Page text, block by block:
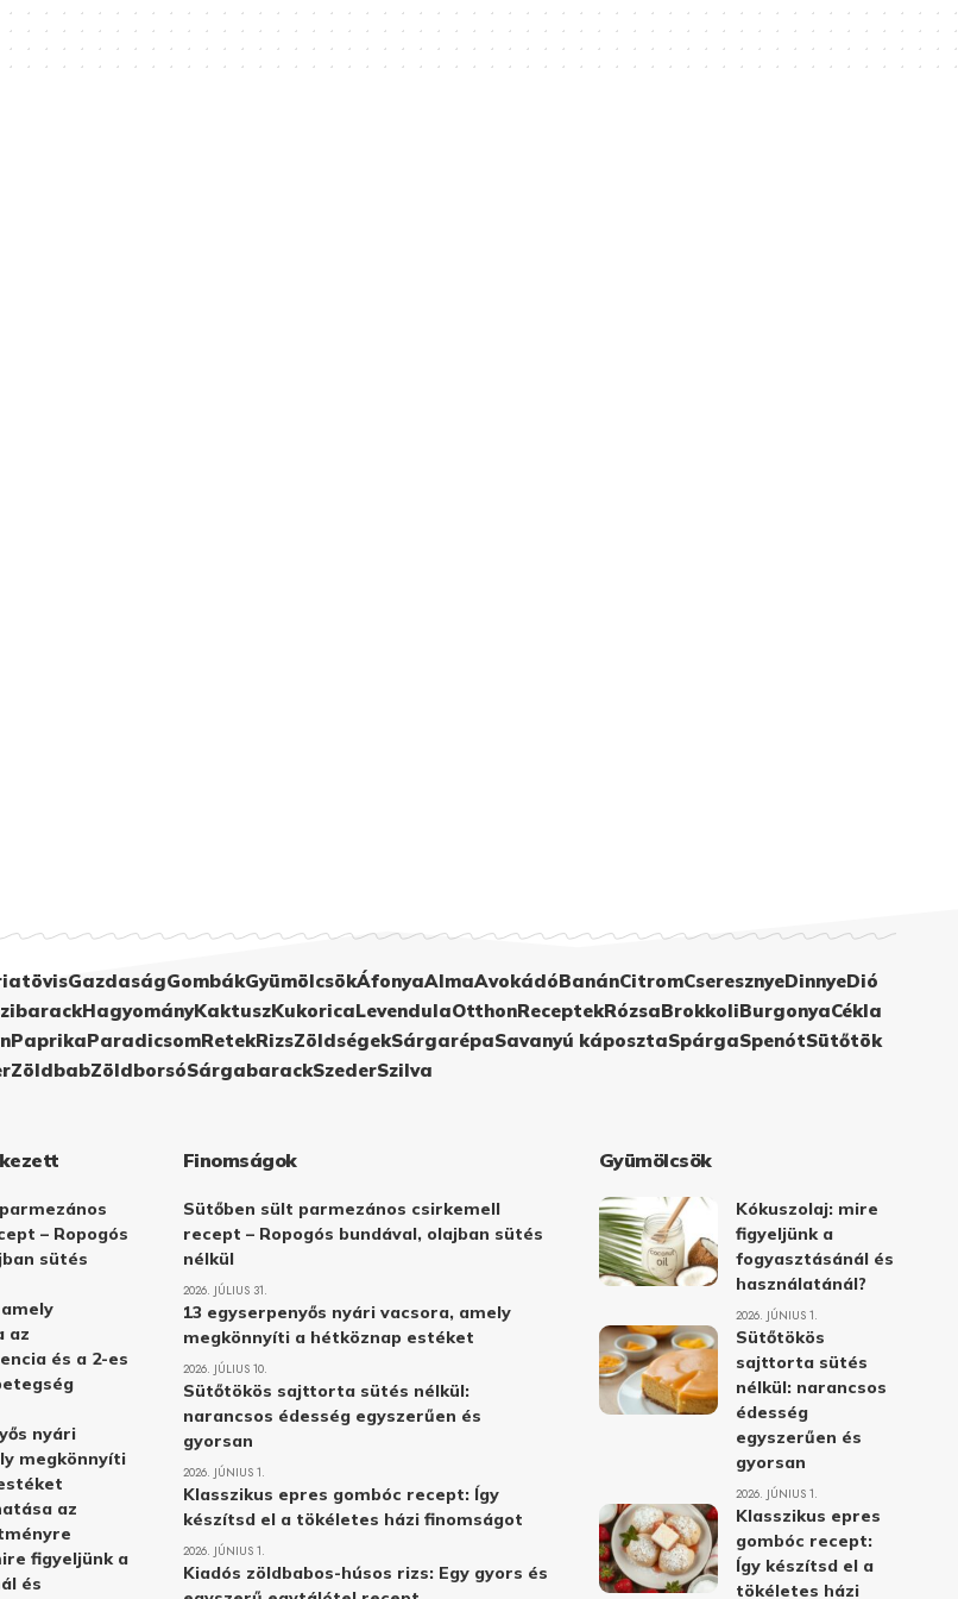
GazdaságGombákGyümölcsökÁfonyaAlmaAvokádóBanánCitromCseresznyeDinnyeDió
HagyományKaktuszKukoricaLevendulaOtthonReceptekRózsaBrokkoliBurgonyaCékla
PaprikaParadicsomRetekRizsZöldségekSárgarépaSavanyú káposztaSpárgaSpenótSütőtök
ZöldbabZöldborsóSárgabarackSzederSzilva
– Ropogós
sütés
az
és a 2-es
nyári
megkönnyíti
az
figyeljünk a
és
Finomságok
Sütőben sült parmezános csirkemell
recept – Ropogós bundával, olajban sütés
nélkül
2026. JÚLIUS 31.
13 egyserpenyős nyári vacsora, amely
megkönnyíti a hétköznap estéket
2026. JÚLIUS 10.
Sütőtökös sajttorta sütés nélkül:
narancsos édesség egyszerűen és
gyorsan
2026. JÚNIUS 1.
Klasszikus epres gombóc recept: Így
készítsd el a tökéletes házi finomságot
2026. JÚNIUS 1.
Kiadós zöldbabos-húsos rizs: Egy gyors és
Gyümölcsök
Kókuszolaj: mire
figyeljünk a
fogyasztásánál és
használatánál?
2026. JÚNIUS 1.
Sütőtökös
sajttorta sütés
nélkül: narancsos
édesség
egyszerűen és
gyorsan
2026. JÚNIUS 1.
Klasszikus epres
gombóc recept:
Így készítsd el a
tökéletes házi